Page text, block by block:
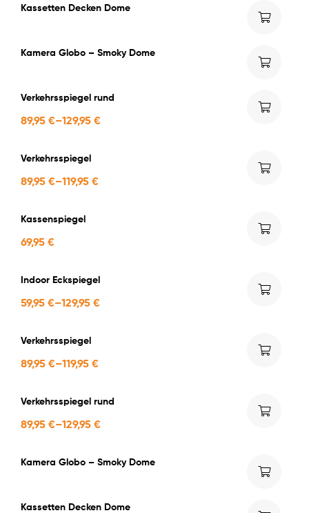
Kassetten Decken Dome
Kamera Globo – Smoky Dome
Verkehrsspiegel rund
89,95 €–129,95 €
Verkehrsspiegel
89,95 €–119,95 €
Kassenspiegel
69,95 €
Indoor Eckspiegel
59,95 €–129,95 €
Verkehrsspiegel
89,95 €–119,95 €
Verkehrsspiegel rund
89,95 €–129,95 €
Kamera Globo – Smoky Dome
Kassetten Decken Dome